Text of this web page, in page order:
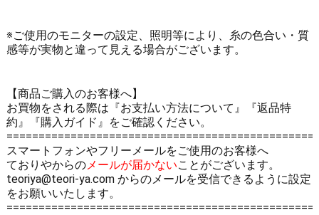
※ご使用のモニターの設定、照明等により、糸の色合い・質
感等が実物と違って見える場合がございます。
【商品ご購入のお客様へ】
お買物をされる際は 『お支払い方法について』
『返品特
約』
『購入ガイド』 をご確認ください。
スマートフォンやフリーメールをご使用のお客様へ
ておりやからのメールが届かないことがございます。
teoriya@teori-ya.com からのメールを受信できるように設定
をお願いいたします。